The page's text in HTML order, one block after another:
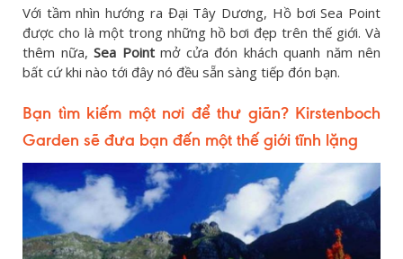
Với tầm nhìn hướng ra Đại Tây Dương, Hồ bơi Sea Point
được cho là một trong những hồ bơi đẹp trên thế giới. Và
thêm nữa, Sea Pointmở cửa đón khách quanh năm nên
bất cứ khi nào tới đây nó đều sẵn sàng tiếp đón bạn.
Bạn tìm kiếm một nơi để thư giãn? Kirstenboch
Garden sẽ đưa bạn đến một thế giới tĩnh lặng